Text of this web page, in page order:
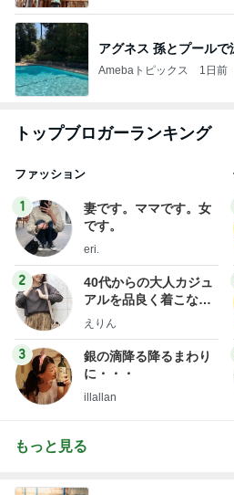
アグネス 孫とプールで
Amebaトピックス 1日前
トップブロガーランキング
ファッション
1
妻です。ママです。女
です。
eri.
2
40代からの大人カジュ
アルを品良く着こなす
ファッションブログ
えりん
3
銀の滴降る降るまわり
に・・・
illallan
もっと見る